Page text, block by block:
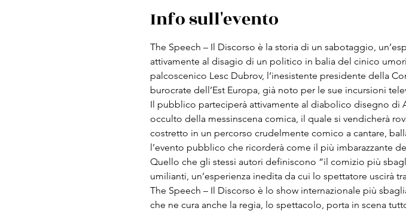
Info sull'evento
The Speech – Il Discorso è la storia di un sabotaggio,
attivamente al disagio di un politico in balia del cinico
palcoscenico Lesc Dubrov, l’inesistente presidente della
burocrate dell’Est Europa, già noto per le sue incursioni
Il pubblico parteciperà attivamente al diabolico disegno
occulto della messinscena comica, il quale si vendicherà
costretto in un percorso crudelmente comico a cantare,
l’evento pubblico che ricorderà come il più imbarazzante
Quello che gli stessi autori definiscono “il comizio più
umilianti, un’esperienza inedita da cui lo spettatore uscirà
The Speech – Il Discorso è lo show internazionale più
che ne cura anche la regia, lo spettacolo, porta in scena